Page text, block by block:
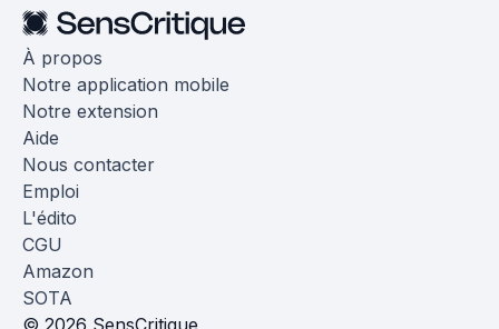
À propos
Notre application mobile
Notre extension
Aide
Nous contacter
Emploi
L'édito
CGU
Amazon
SOTA
© 2026 SensCritique